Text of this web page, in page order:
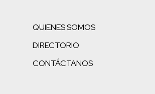
QUIENES SOMOS
DIRECTORIO
CONTÁCTANOS